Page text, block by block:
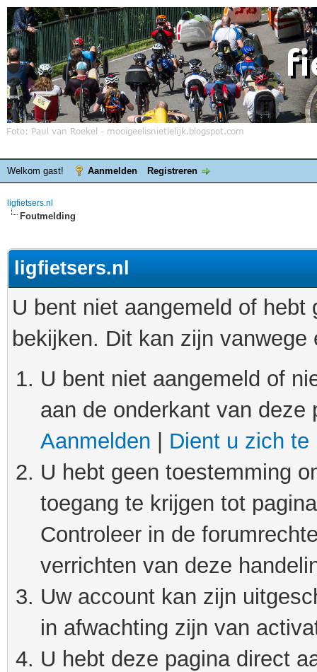
Welkom gast! Aanmelden Registreren
ligfietsers.nl
Foutmelding
ligfietsers.nl
U bent niet aangemeld of
bekijken. Dit kan zijn
U bent niet aangemeld of
aan de onderkant van
Aanmelden
Dient u zich te
U hebt geen toestemming
toegang te krijgen tot
Controleer in de
verrichten van deze
Uw account kan zijn
in afwachting zijn van
U hebt deze pagina direct